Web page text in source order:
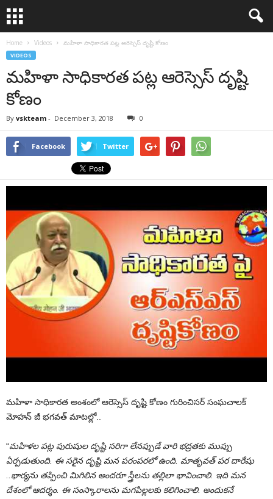
Home Videos మహిళా సాధికారత పట్ల ఆరెస్సెస్ దృష్టి కోణం
VIDEOS
మహిళా సాధికారత పట్ల ఆరెస్సెస్ దృష్టి
కోణం
By vskteam - December 3, 2018 0
Facebook Twitter
మహిళా సాధికారత అంశంలో ఆరెస్సెస్ దృష్టి కోణం గురించిసర్ సంఘచాలక్
మోహన్ జీ భగవత్ మాటల్లో..
“మహిళల పట్ల పురుషుల దృష్టి సరిగా లేనప్పుడే వారి భద్రతకు ముప్పు
ఏర్పడుతుంది. ఈ సరైన దృష్టి మన పరంపరలో ఉంది. మాతృవత్ పర దారేషు
..భార్యను తప్పించి మిగిలిన అందరూ స్త్రీలను తల్లిలా భావించాలి. ఇది మన
దేశంలో ఆదర్శం. ఈ సంస్కారాలను మగపిల్లలకు కలిగించాలి. అందుకనే